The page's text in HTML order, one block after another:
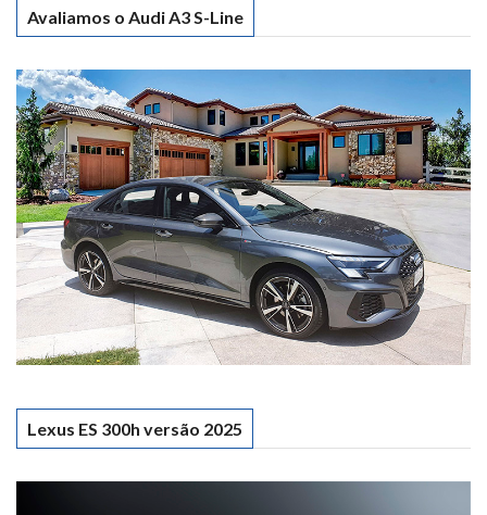
Avaliamos o Audi A3 S-Line
Lexus ES 300h versão 2025